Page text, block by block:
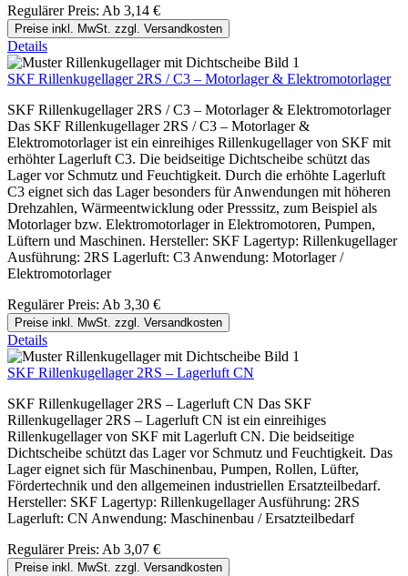
Regulärer Preis: Ab 3,14 €
Preise inkl. MwSt. zzgl. Versandkosten
Details
SKF Rillenkugellager 2RS / C3 – Motorlager & Elektromotorlager
SKF Rillenkugellager 2RS / C3 – Motorlager & Elektromotorlager
Das SKF Rillenkugellager 2RS / C3 – Motorlager &
Elektromotorlager ist ein einreihiges Rillenkugellager von SKF mit
erhöhter Lagerluft C3. Die beidseitige Dichtscheibe schützt das
Lager vor Schmutz und Feuchtigkeit. Durch die erhöhte Lagerluft
C3 eignet sich das Lager besonders für Anwendungen mit höheren
Drehzahlen, Wärmeentwicklung oder Presssitz, zum Beispiel als
Motorlager bzw. Elektromotorlager in Elektromotoren, Pumpen,
Lüftern und Maschinen. Hersteller: SKF Lagertyp: Rillenkugellager
Ausführung: 2RS Lagerluft: C3 Anwendung: Motorlager /
Elektromotorlager
Regulärer Preis: Ab 3,30 €
Preise inkl. MwSt. zzgl. Versandkosten
Details
SKF Rillenkugellager 2RS – Lagerluft CN
SKF Rillenkugellager 2RS – Lagerluft CN Das SKF
Rillenkugellager 2RS – Lagerluft CN ist ein einreihiges
Rillenkugellager von SKF mit Lagerluft CN. Die beidseitige
Dichtscheibe schützt das Lager vor Schmutz und Feuchtigkeit. Das
Lager eignet sich für Maschinenbau, Pumpen, Rollen, Lüfter,
Fördertechnik und den allgemeinen industriellen Ersatzteilbedarf.
Hersteller: SKF Lagertyp: Rillenkugellager Ausführung: 2RS
Lagerluft: CN Anwendung: Maschinenbau / Ersatzteilbedarf
Regulärer Preis: Ab 3,07 €
Preise inkl. MwSt. zzgl. Versandkosten